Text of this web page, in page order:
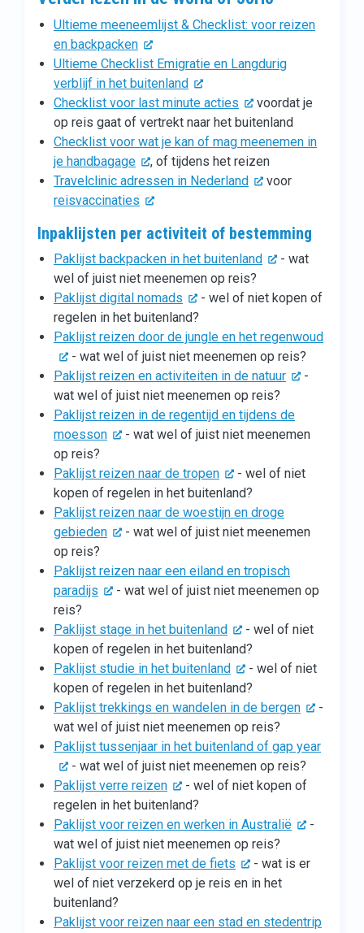
Ultieme meeneemlijst & Checklist: voor reizen
en backpacken
Ultieme Checklist Emigratie en Langdurig
verblijf in het buitenland
Checklist voor last minute acties
voordat je
op reis gaat of vertrekt naar het buitenland
Checklist voor wat je kan of mag meenemen in
je handbagage
, of tijdens het reizen
Travelclinic adressen in Nederland
voor
reisvaccinaties
Inpaklijsten per activiteit of bestemming
Paklijst backpacken in het buitenland
- wat
wel of juist niet meenemen op reis?
Paklijst digital nomads
- wel of niet kopen of
regelen in het buitenland?
Paklijst reizen door de jungle en het regenwoud
- wat wel of juist niet meenemen op reis?
Paklijst reizen en activiteiten in de natuur
-
wat wel of juist niet meenemen op reis?
Paklijst reizen in de regentijd en tijdens de
moesson
- wat wel of juist niet meenemen
op reis?
Paklijst reizen naar de tropen
- wel of niet
kopen of regelen in het buitenland?
Paklijst reizen naar de woestijn en droge
gebieden
- wat wel of juist niet meenemen
op reis?
Paklijst reizen naar een eiland en tropisch
paradijs
- wat wel of juist niet meenemen op
reis?
Paklijst stage in het buitenland
- wel of niet
kopen of regelen in het buitenland?
Paklijst studie in het buitenland
- wel of niet
kopen of regelen in het buitenland?
Paklijst trekkings en wandelen in de bergen
-
wat wel of juist niet meenemen op reis?
Paklijst tussenjaar in het buitenland of gap year
- wat wel of juist niet meenemen op reis?
Paklijst verre reizen
- wel of niet kopen of
regelen in het buitenland?
Paklijst voor reizen en werken in Australië
-
wat wel of juist niet meenemen op reis?
Paklijst voor reizen met de fiets
- wat is er
wel of niet verzekerd op je reis en in het
buitenland?
Paklijst voor reizen naar een stad en stedentrip